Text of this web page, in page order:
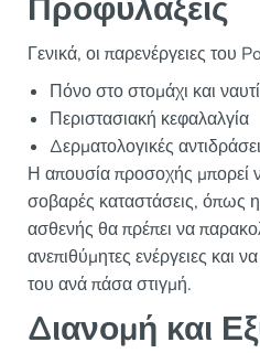
Προφυλάξεις
Γενικά, οι παρενέργειες του
Πόνο στο στομάχι και
Περιστασιακή κεφαλαλγία
Δερματολογικές
Η απουσία προσοχής μπορεί
σοβαρές καταστάσεις, όπως
ασθενής θα πρέπει να
ανεπιθύμητες ενέργειες και
του ανά πάσα στιγμή.
Διανομή και